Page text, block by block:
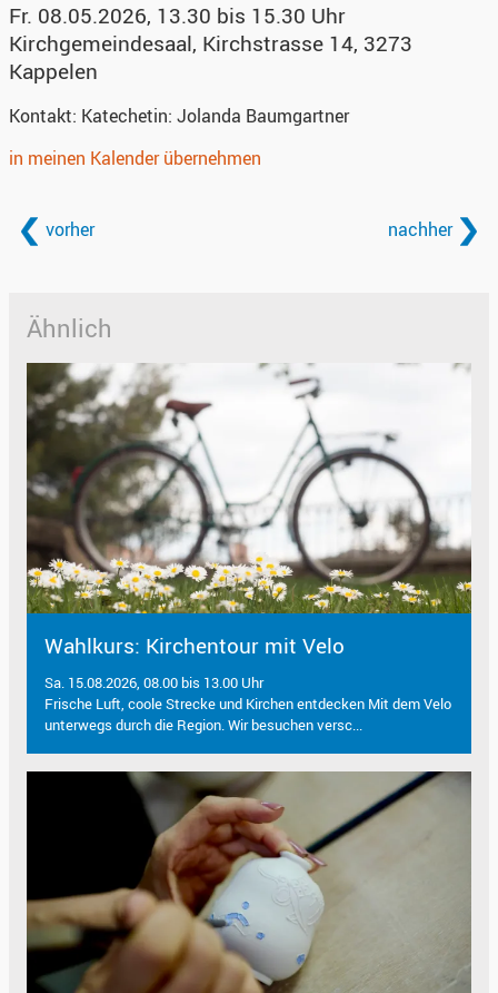
Fr. 08.05.2026, 13.30 bis 15.30 Uhr
Kirchgemeindesaal, Kirchstrasse 14, 3273
Kappelen
Kontakt: Katechetin: Jolanda Baumgartner
in meinen Kalender übernehmen
vorher nachher
Ähnlich
Wahlkurs: Kirchentour mit Velo
Sa. 15.08.2026, 08.00 bis 13.00 Uhr
Frische Luft, coole Strecke und Kirchen entdecken Mit dem Velo
unterwegs durch die Region. Wir besuchen versc...